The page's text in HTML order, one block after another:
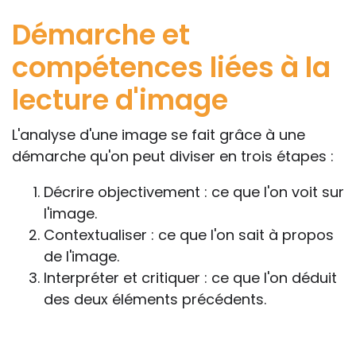
Démarche et
compétences liées à la
lecture d'image
L'analyse d'une image se fait grâce à une
démarche qu'on peut diviser en trois étapes :
Décrire objectivement : ce que l'on voit sur
l'image.
Contextualiser : ce que l'on sait à propos
de l'image.
Interpréter et critiquer : ce que l'on déduit
des deux éléments précédents.